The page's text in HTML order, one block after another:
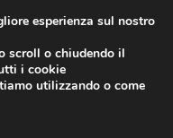
esperienza sul nostro
scroll o chiudendo il
i cookie
utilizzando o come